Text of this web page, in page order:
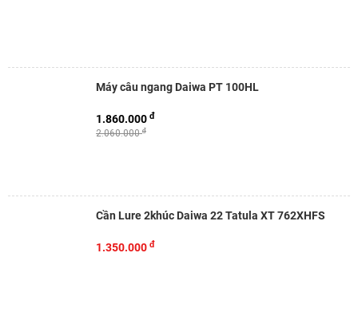
Máy câu ngang Daiwa PT 100HL
2.060.000đ
1.860.000 đ
Cần Lure 2khúc Daiwa 22 Tatula XT 762XHFS
1.350.000 đ